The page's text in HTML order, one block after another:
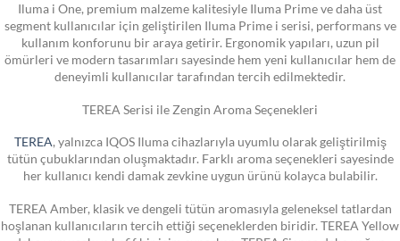
Iluma i One, premium malzeme kalitesiyle Iluma Prime ve daha üst
segment kullanıcılar için geliştirilen Iluma Prime i serisi, performans ve
kullanım konforunu bir araya getirir. Ergonomik yapıları, uzun pil
ömürleri ve modern tasarımları sayesinde hem yeni kullanıcılar hem de
deneyimli kullanıcılar tarafından tercih edilmektedir.
TEREA Serisi ile Zengin Aroma Seçenekleri
TEREA, yalnızca IQOS Iluma cihazlarıyla uyumlu olarak geliştirilmiş
tütün çubuklarından oluşmaktadır. Farklı aroma seçenekleri sayesinde
her kullanıcı kendi damak zevkine uygun ürünü kolayca bulabilir.
TEREA Amber, klasik ve dengeli tütün aromasıyla geleneksel tatlardan
hoşlanan kullanıcıların tercih ettiği seçeneklerden biridir. TEREA Yellow